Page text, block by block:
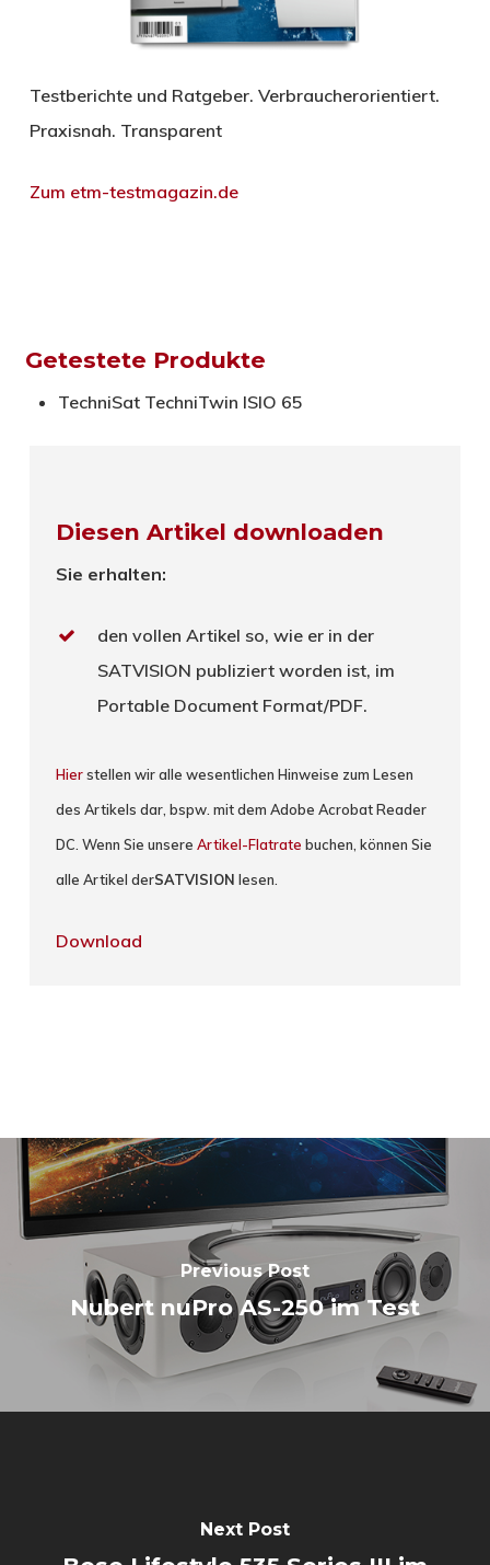
Testberichte und Ratgeber. Verbraucherorientiert.
Praxisnah. Transparent
Zum etm-testmagazin.de
Getestete Produkte
TechniSat TechniTwin ISIO 65
Diesen Artikel downloaden
Sie erhalten:
den vollen Artikel so, wie er in der
SATVISION publiziert worden ist, im
Portable Document Format/PDF.
Hierstellen wir alle wesentlichen Hinweise zum Lesen
des Artikels dar, bspw. mit dem Adobe Acrobat Reader
DC. Wenn Sie unsereArtikel-Flatrate buchen, können Sie
alle Artikel derSATVISION lesen.
Download
Previous Post
Nubert nuPro AS-250 im Test
Next Post